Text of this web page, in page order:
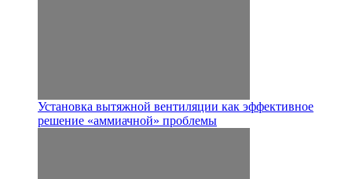
Установка вытяжной вентиляции как эффективное
решение «аммиачной» проблемы